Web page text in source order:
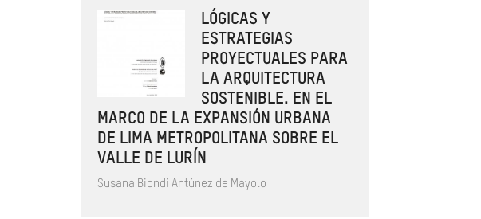
LÓGICAS Y
ESTRATEGIAS
PROYECTUALES PARA
LA ARQUITECTURA
SOSTENIBLE. EN EL
MARCO DE LA EXPANSIÓN URBANA
DE LIMA METROPOLITANA SOBRE EL
VALLE DE LURÍN
Susana Biondi Antúnez de Mayolo